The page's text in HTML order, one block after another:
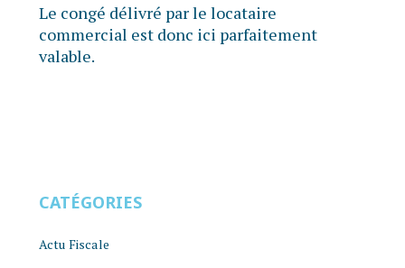
Le congé délivré par le locataire
commercial est donc ici parfaitement
valable.
CATÉGORIES
Actu Fiscale